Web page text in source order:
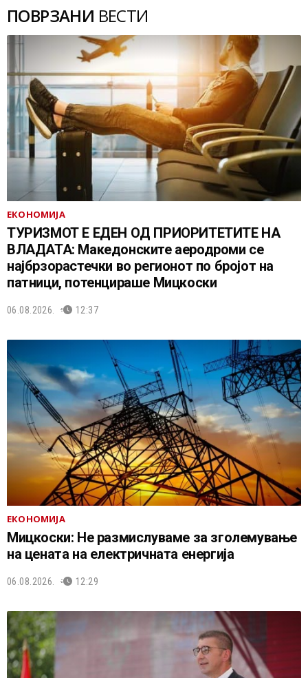
ПОВРЗАНИ ВЕСТИ
ЕКОНОМИЈА
ТУРИЗМОТ Е ЕДЕН ОД ПРИОРИТЕТИТЕ НА
ВЛАДАТА: Македонските аеродроми се
најбрзорастечки во регионот по бројот на
патници, потенцираше Мицкоски
06.08.2026. 12:37
ЕКОНОМИЈА
Мицкоски: Не размислуваме за зголемување
на цената на електричната енергија
06.08.2026. 12:29